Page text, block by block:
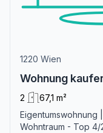
1220 Wien
Wohnung
2
67,1 m²
Eigentumswohnung
Wohntraum - Top 4/